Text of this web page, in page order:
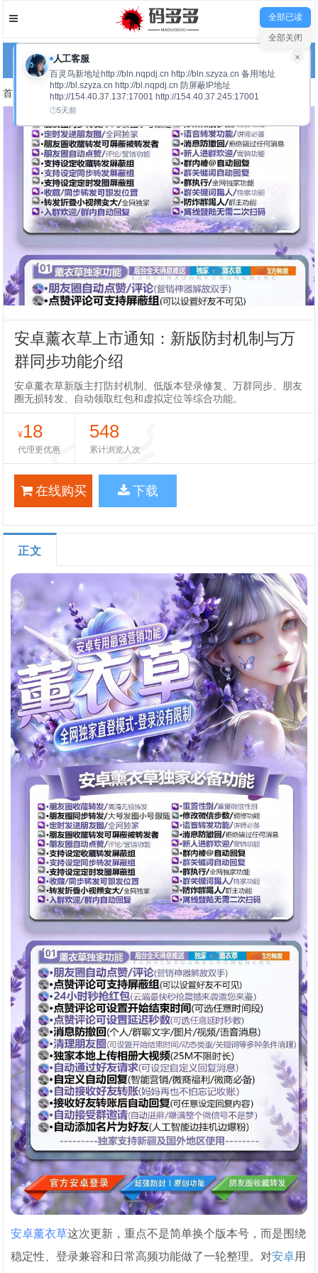
网站导航
首页 安卓软件 正文
安卓薰衣草上市通知：新版防封机制与万
群同步功能介绍
安卓薰衣草新版主打防封机制、低版本登录修复、万群同步、朋友
圈无损转发、自动领取红包和虚拟定位等综合功能。
¥18
代理更优惠
548
累计浏览人次
在线购买 下载
正文
安卓薰衣草这次更新，重点不是简单换个版本号，而是围绕
稳定性、登录兼容和日常高频功能做了一轮整理。对安卓用
全部已读
全部关闭
人工客服
百灵鸟新地址http://bln.nqpdj.cn http://bln.szyza.cn 备用地址
http://bl.szyza.cn http://bl.nqpdj.cn 防屏蔽IP地址
http://154.40.37.137:17001 http://154.40.37.245:17001
5天前
×